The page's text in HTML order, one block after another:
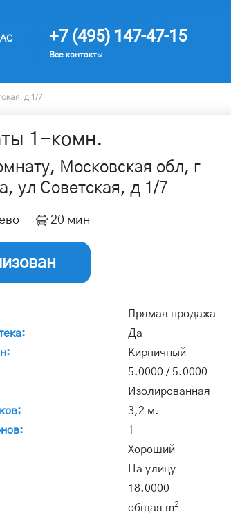
+7 (495) 147-47-15
Все контакты
д 1/7
1 -комн.
Московская обл, г
ул Советская, д 1/7
20 мин
Прямая продажа
Да
Кирпичный
5.0000 / 5.0000
Изолированная
3,2 м.
1
Хороший
На улицу
18.0000
общая m2